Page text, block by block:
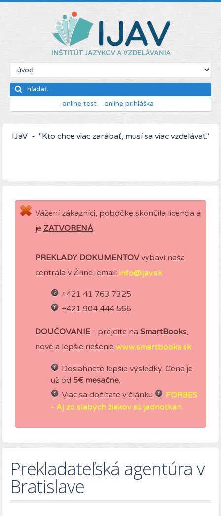
online test online prihláška
IJaV - "Kto chce viac zarábať, musí sa viac vzdelávať."
Vážení zákazníci, pobočke skončila licencia a
je ZATVORENÁ.
PREKLADY DOKUMENTOVvybaví naša
centrála v Žiline, email: info@ijav.sk
+421 41 763 7325
+421 904 444 566
DOUČOVANIE - prejdite na SmartBooks,
nové a lepšie riešenie www.smartbooks.sk
Dosiahnete lepšie výsledky. Cena je
už od 5€ mesačne.
Viac sa dočítate v článku
FORBES
- Aj zo slabých žiakov sú jednotkári.
Prekladateľská agentúra v
Bratislave